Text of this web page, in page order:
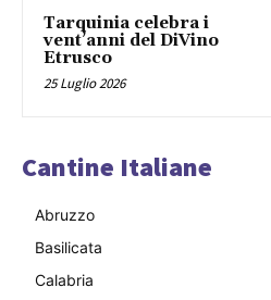
Tarquinia celebra i
vent’anni del DiVino
Etrusco
25 Luglio 2026
Cantine Italiane
Abruzzo
Basilicata
Calabria